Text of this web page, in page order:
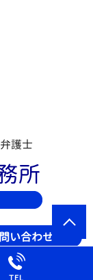
護士
い合わせ